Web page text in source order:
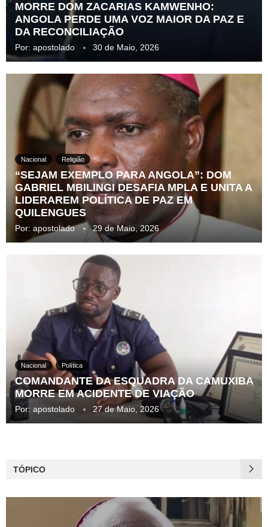
MORRE DOM ZACARIAS KAMWENHO:
ANGOLA PERDE UMA VOZ MAIOR DA PAZ E
DA RECONCILIAÇÃO
Por: apostolado 30 de Maio, 2026
Nacional Religião
“SEJAM EXEMPLO PARA ANGOLA”: DOM
GABRIEL MBILINGI DESAFIA MPLA E UNITA A
LIDERAREM POLÍTICA DE PAZ EM
QUILENGUES
Por: apostolado 29 de Maio, 2026
Nacional Política
COMANDANTE DA ESQUADRA DA CAMUXIBA
MORRE EM ACIDENTE DE VIAÇÃO
Por: apostolado 27 de Maio, 2026
TÓPICO